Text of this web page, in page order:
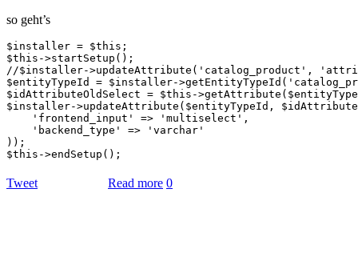
so geht’s
$installer = $this;
$this->startSetup();
//$installer->updateAttribute('catalog_product',
$entityTypeId = $installer-
$idAttributeOldSelect = $this-
$installer->updateAttribute($entityTypeId,
    'frontend_input' => 'multiselect',
    'backend_type' => 'varchar'
));
Tweet Read more 0